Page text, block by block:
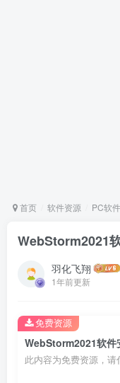
首页 软件资源 PC软
WebStorm2021
羽化飞翔
1年前更新
WebStorm2021软件
此内容为免费资源，请
免费资源